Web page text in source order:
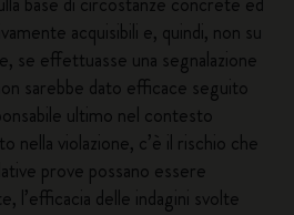
acquisibili e, quindi, non su
se effettuasse una segnalazione
sarebbe dato efficace seguito
ultimo nel contesto
nella violazione, c’è il rischio che
prove possano essere
l’efficacia delle indagini svolte